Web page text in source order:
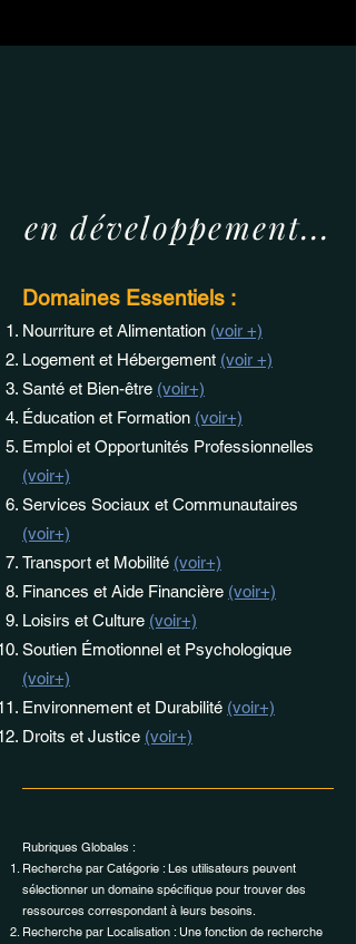
en développement...
Domaines Essentiels :
Nourriture et Alimentation (voir +)
Logement et Hébergement (voir +)
Santé et Bien-être (voir+)
Éducation et Formation (voir+)
Emploi et Opportunités Professionnelles
(voir+)
Services Sociaux et Communautaires
(voir+)
Transport et Mobilité (voir+)
Finances et Aide Financière (voir+)
Loisirs et Culture (voir+)
Soutien Émotionnel et Psychologique
(voir+)
Environnement et Durabilité (voir+)
Droits et Justice (voir+)
Rubriques Globales :
Recherche par Catégorie : Les utilisateurs peuvent
sélectionner un domaine spécifique pour trouver des
ressources correspondant à leurs besoins.
Recherche par Localisation : Une fonction de recherche